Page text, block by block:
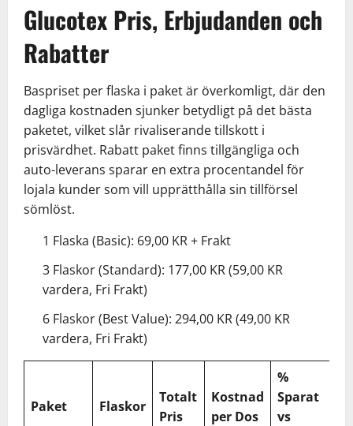
Glucotex Pris, Erbjudanden och
Rabatter
Baspriset per flaska i paket är överkomligt, där den
dagliga kostnaden sjunker betydligt på det bästa
paketet, vilket slår rivaliserande tillskott i
prisvärdhet. Rabatt paket finns tillgängliga och
auto-leverans sparar en extra procentandel för
lojala kunder som vill upprätthålla sin tillförsel
sömlöst.
1 Flaska (Basic): 69,00 KR + Frakt
3 Flaskor (Standard): 177,00 KR (59,00 KR
vardera, Fri Frakt)
6 Flaskor (Best Value): 294,00 KR (49,00 KR
vardera, Fri Frakt)
Paket Flaskor
Totalt
Pris
Kostnad
per Dos
%
Sparat
vs